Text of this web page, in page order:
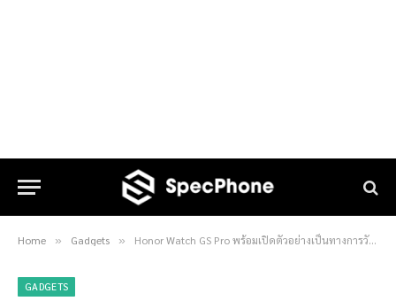
Home » Gadgets » Honor Watch GS Pro พร้อมเปิดตัวอย่างเป็นทางการวันที่ 4 ก.ย. นี้
GADGETS